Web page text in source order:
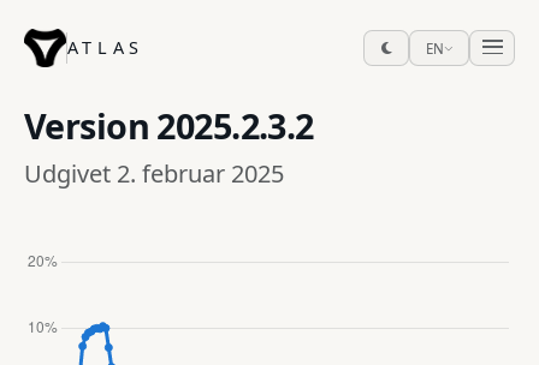
ATLAS EN
Version 2025.2.3.2
Udgivet 2. februar 2025